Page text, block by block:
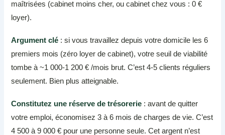
maîtrisées (cabinet moins cher, ou cabinet chez vous : 0 €
loyer).
Argument clé : si vous travaillez depuis votre domicile les 6
premiers mois (zéro loyer de cabinet), votre seuil de viabilité
tombe à ~1 000-1 200 € /mois brut. C’est 4-5 clients réguliers
seulement. Bien plus atteignable.
Constitutez une réserve de trésorerie : avant de quitter
votre emploi, économisez 3 à 6 mois de charges de vie. C’est
4 500 à 9 000 € pour une personne seule. Cet argent n’est